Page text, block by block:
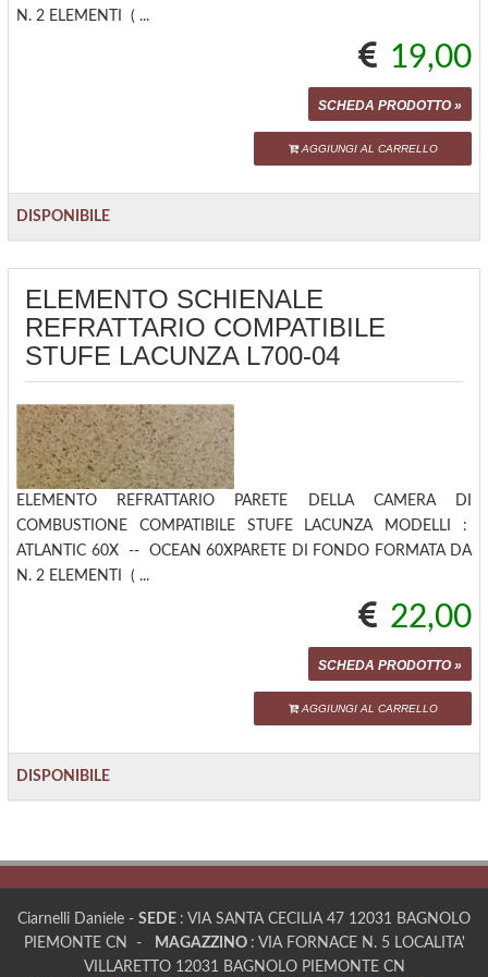
N. 2 ELEMENTI ( ...
19,00
SCHEDA PRODOTTO »
AGGIUNGI AL CARRELLO
DISPONIBILE
ELEMENTO SCHIENALE
REFRATTARIO COMPATIBILE
STUFE LACUNZA L700-04
ELEMENTO REFRATTARIO PARETE DELLA CAMERA DI
COMBUSTIONE COMPATIBILE STUFE LACUNZA MODELLI :
ATLANTIC 60X -- OCEAN 60XPARETE DI FONDO FORMATA DA
N. 2 ELEMENTI ( ...
22,00
SCHEDA PRODOTTO »
AGGIUNGI AL CARRELLO
DISPONIBILE
Ciarnelli Daniele - SEDE : VIA SANTA CECILIA 47 12031 BAGNOLO
PIEMONTE CN -
MAGAZZINO : VIA FORNACE N. 5 LOCALITA'
VILLARETTO 12031 BAGNOLO PIEMONTE CN